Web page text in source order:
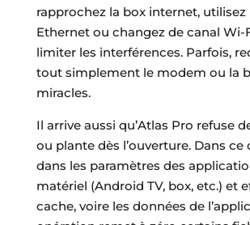
rapprochez la box internet, utilisez
Ethernet ou changez de canal Wi-
limiter les interférences. Parfois,
tout simplement le modem ou la
miracles.
Il arrive aussi qu’Atlas Pro refuse
ou plante dès l’ouverture. Dans ce
dans les paramètres des
matériel (Android TV, box, etc.) et
cache, voire les données de